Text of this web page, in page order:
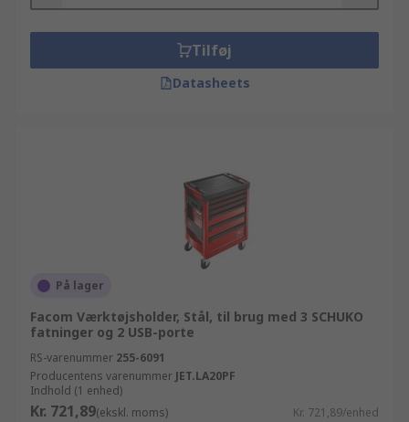
og til de mere basale, men funktionelle,
hverdags-artikler fra vores RS Essentials linje.
Som Europas førende leverandør af Mekaniske
produkter og værktøj, er alle vores
Værktøjskuffert - tilbehør produkter fremskaffet
gør alt hvad vi kan for at din bestilling leveres
dagen efter at du har bestilt online.
Tilføj
Datasheets
På lager
Facom Værktøjsholder, Stål, til brug med 3 SCHUKO
fatninger og 2 USB-porte
RS-varenummer 255-6091
Producentens varenummer JET.LA20PF
Indhold (1 enhed)
Kr. 721,89(ekskl. moms) Kr. 721,89/enhed